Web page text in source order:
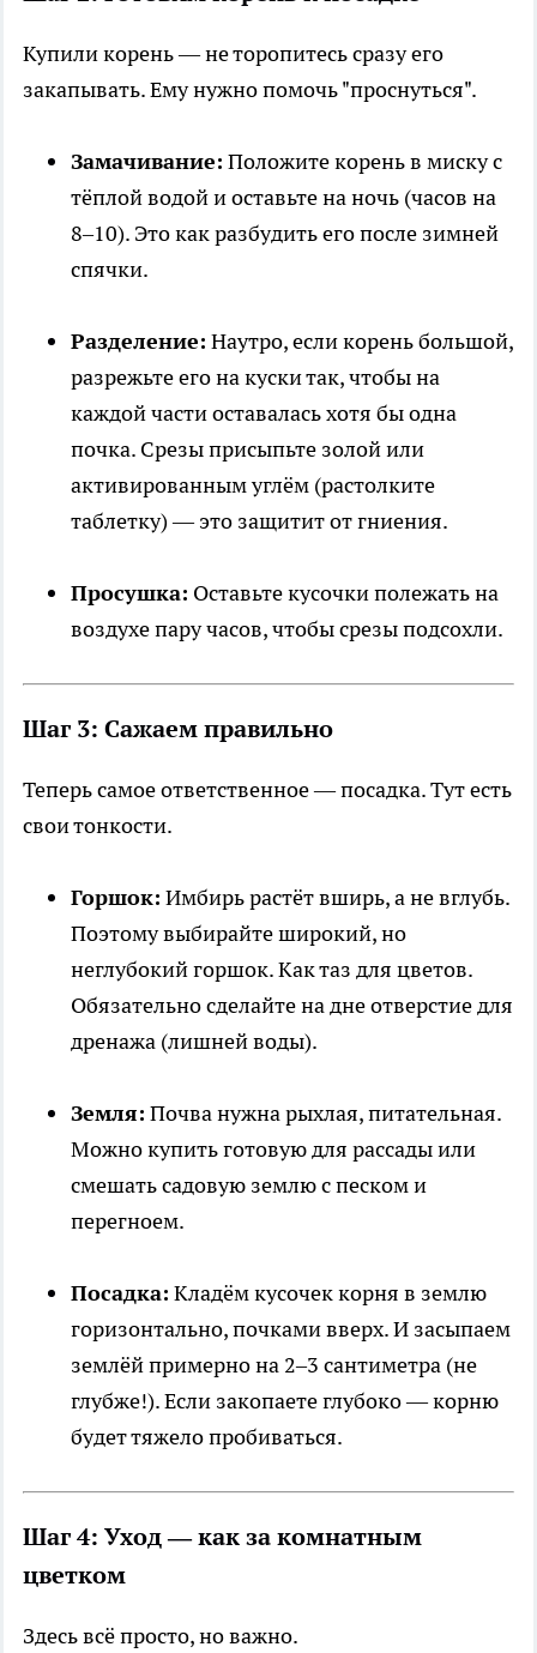
Купили корень — не торопитесь сразу его
закапывать. Ему нужно помочь "проснуться".
Замачивание: Положите корень в миску с
тёплой водой и оставьте на ночь (часов на
8–10). Это как разбудить его после зимней
спячки.
Разделение: Наутро, если корень большой,
разрежьте его на куски так, чтобы на
каждой части оставалась хотя бы одна
почка. Срезы присыпьте золой или
активированным углём (растолките
таблетку) — это защитит от гниения.
Просушка: Оставьте кусочки полежать на
воздухе пару часов, чтобы срезы подсохли.
Шаг 3: Сажаем правильно
Теперь самое ответственное — посадка. Тут есть
свои тонкости.
Горшок: Имбирь растёт вширь, а не вглубь.
Поэтому выбирайте широкий, но
неглубокий горшок. Как таз для цветов.
Обязательно сделайте на дне отверстие для
дренажа (лишней воды).
Земля: Почва нужна рыхлая, питательная.
Можно купить готовую для рассады или
смешать садовую землю с песком и
перегноем.
Посадка: Кладём кусочек корня в землю
горизонтально, почками вверх. И засыпаем
землёй примерно на 2–3 сантиметра (не
глубже!). Если закопаете глубоко — корню
будет тяжело пробиваться.
Шаг 4: Уход — как за комнатным
цветком
Здесь всё просто, но важно.